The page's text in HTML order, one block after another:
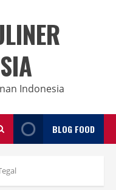
Indonesia
BLOG FOOD